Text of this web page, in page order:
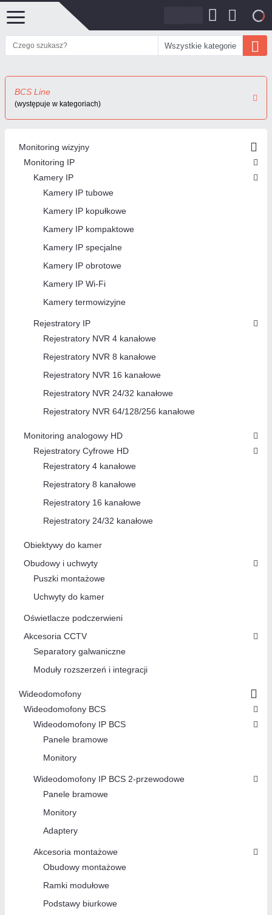
0
Wszystkie kategorie
BCS Line
(występuje w kategoriach)
Monitoring wizyjny
Monitoring IP
Kamery IP
Kamery IP tubowe
Kamery IP kopułkowe
Kamery IP kompaktowe
Kamery IP specjalne
Kamery IP obrotowe
Kamery IP Wi-Fi
Kamery termowizyjne
Rejestratory IP
Rejestratory NVR 4 kanałowe
Rejestratory NVR 8 kanałowe
Rejestratory NVR 16 kanałowe
Rejestratory NVR 24/32 kanałowe
Rejestratory NVR 64/128/256 kanałowe
Monitoring analogowy HD
Rejestratory Cyfrowe HD
Rejestratory 4 kanałowe
Rejestratory 8 kanałowe
Rejestratory 16 kanałowe
Rejestratory 24/32 kanałowe
Obiektywy do kamer
Obudowy i uchwyty
Puszki montażowe
Uchwyty do kamer
Oświetlacze podczerwieni
Akcesoria CCTV
Separatory galwaniczne
Moduły rozszerzeń i integracji
Wideodomofony
Wideodomofony BCS
Wideodomofony IP BCS
Panele bramowe
Monitory
Wideodomofony IP BCS 2-przewodowe
Panele bramowe
Monitory
Adaptery
Akcesoria montażowe
Obudowy montażowe
Ramki modułowe
Podstawy biurkowe